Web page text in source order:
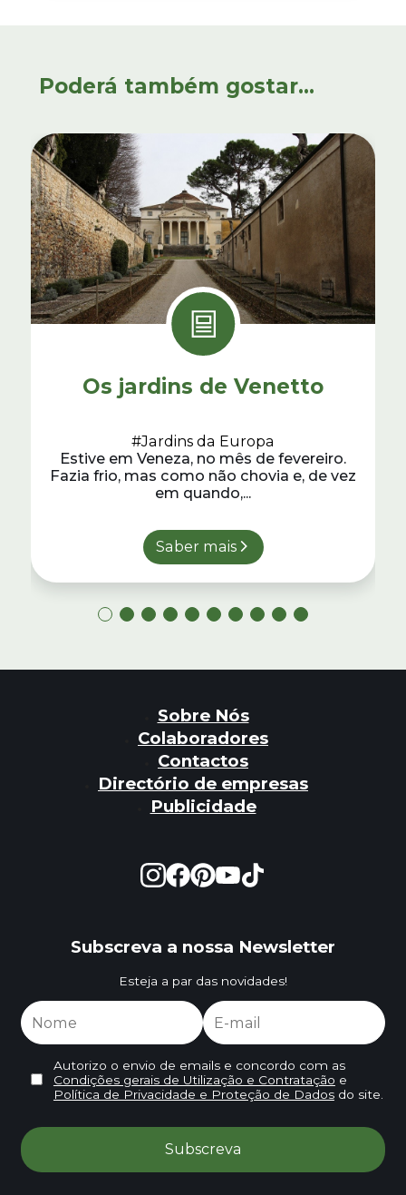
Poderá também gostar...
Os jardins de Venetto
#Jardins da Europa
Estive em Veneza, no mês de fevereiro.
Fazia frio, mas como não chovia e, de vez
em quando,...
Saber mais
Sobre Nós
Colaboradores
Contactos
Directório de empresas
Publicidade
Subscreva a nossa Newsletter
Esteja a par das novidades!
Autorizo o envio de emails e concordo com as
Condições gerais de Utilização e Contratação e
Política de Privacidade e Proteção de Dadosdo site.